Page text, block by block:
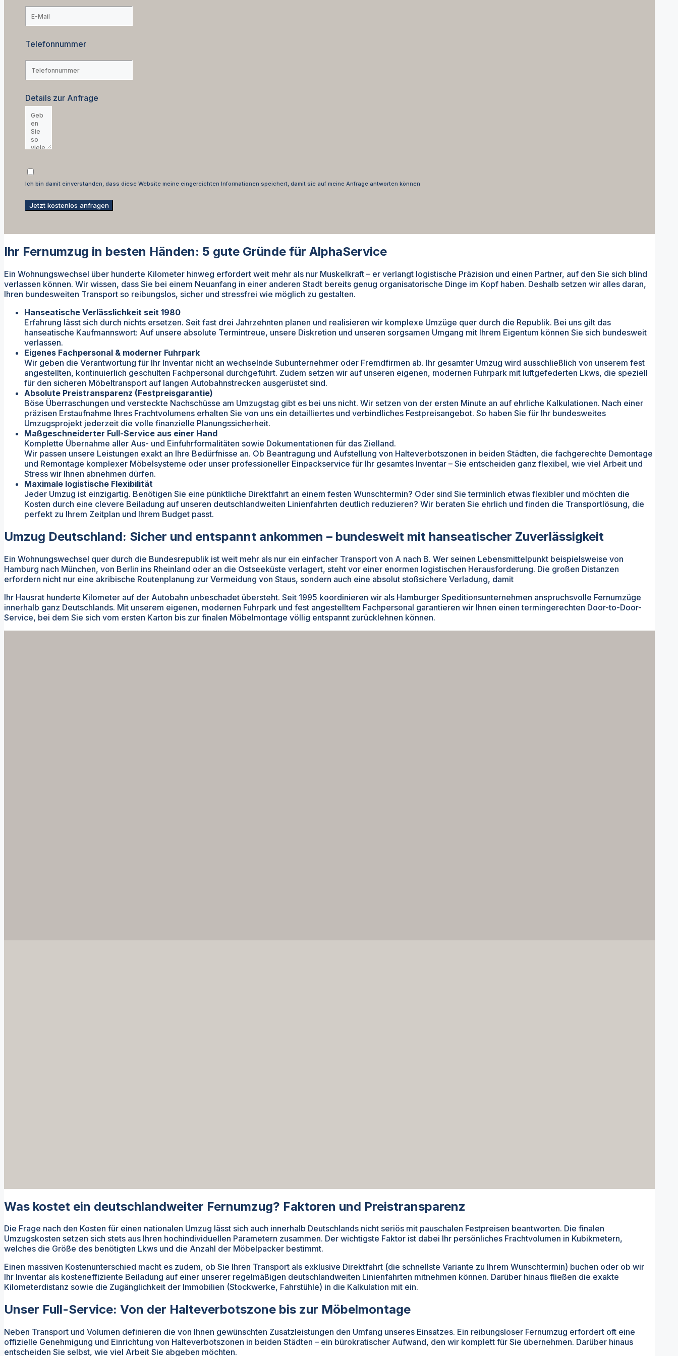
Telefonnummer
Details zur Anfrage
Ich bin damit einverstanden, dass diese Website meine eingereichten Informationen speichert, damit sie auf meine Anfrage antworten können
Jetzt kostenlos anfragen
Ihr Fernumzug in besten Händen: 5 gute Gründe für AlphaService
Ein Wohnungswechsel über hunderte Kilometer hinweg erfordert weit mehr als nur Muskelkraft – er verlangt logistische Präzision und einen Partner, auf den Sie sich blind
verlassen können. Wir wissen, dass Sie bei einem Neuanfang in einer anderen Stadt bereits genug organisatorische Dinge im Kopf haben. Deshalb setzen wir alles daran,
Ihren bundesweiten Transport so reibungslos, sicher und stressfrei wie möglich zu gestalten.
Hanseatische Verlässlichkeit seit 1980
Erfahrung lässt sich durch nichts ersetzen. Seit fast drei Jahrzehnten planen und realisieren wir komplexe Umzüge quer durch die Republik. Bei uns gilt das
hanseatische Kaufmannswort: Auf unsere absolute Termintreue, unsere Diskretion und unseren sorgsamen Umgang mit Ihrem Eigentum können Sie sich bundesweit
verlassen.
Eigenes Fachpersonal & moderner Fuhrpark
Wir geben die Verantwortung für Ihr Inventar nicht an wechselnde Subunternehmer oder Fremdfirmen ab. Ihr gesamter Umzug wird ausschließlich von unserem fest
angestellten, kontinuierlich geschulten Fachpersonal durchgeführt. Zudem setzen wir auf unseren eigenen, modernen Fuhrpark mit luftgefederten Lkws, die speziell
für den sicheren Möbeltransport auf langen Autobahnstrecken ausgerüstet sind.
Absolute Preistransparenz (Festpreisgarantie)
Böse Überraschungen und versteckte Nachschüsse am Umzugstag gibt es bei uns nicht. Wir setzen von der ersten Minute an auf ehrliche Kalkulationen. Nach einer
präzisen Erstaufnahme Ihres Frachtvolumens erhalten Sie von uns ein detailliertes und verbindliches Festpreisangebot. So haben Sie für Ihr bundesweites
Umzugsprojekt jederzeit die volle finanzielle Planungssicherheit.
Maßgeschneiderter Full-Service aus einer Hand
Komplette Übernahme aller Aus- und Einfuhrformalitäten sowie Dokumentationen für das Zielland.
Wir passen unsere Leistungen exakt an Ihre Bedürfnisse an. Ob Beantragung und Aufstellung von Halteverbotszonen in beiden Städten, die fachgerechte Demontage
und Remontage komplexer Möbelsysteme oder unser professioneller Einpackservice für Ihr gesamtes Inventar – Sie entscheiden ganz flexibel, wie viel Arbeit und
Stress wir Ihnen abnehmen dürfen.
Maximale logistische Flexibilität
Jeder Umzug ist einzigartig. Benötigen Sie eine pünktliche Direktfahrt an einem festen Wunschtermin? Oder sind Sie terminlich etwas flexibler und möchten die
Kosten durch eine clevere Beiladung auf unseren deutschlandweiten Linienfahrten deutlich reduzieren? Wir beraten Sie ehrlich und finden die Transportlösung, die
perfekt zu Ihrem Zeitplan und Ihrem Budget passt.
Umzug Deutschland: Sicher und entspannt ankommen – bundesweit mit hanseatischer Zuverlässigkeit
Ein Wohnungswechsel quer durch die Bundesrepublik ist weit mehr als nur ein einfacher Transport von A nach B. Wer seinen Lebensmittelpunkt beispielsweise von
Hamburg nach München, von Berlin ins Rheinland oder an die Ostseeküste verlagert, steht vor einer enormen logistischen Herausforderung. Die großen Distanzen
erfordern nicht nur eine akribische Routenplanung zur Vermeidung von Staus, sondern auch eine absolut stoßsichere Verladung, damit
Ihr Hausrat hunderte Kilometer auf der Autobahn unbeschadet übersteht. Seit 1995 koordinieren wir als Hamburger Speditionsunternehmen anspruchsvolle Fernumzüge
innerhalb ganz Deutschlands. Mit unserem eigenen, modernen Fuhrpark und fest angestelltem Fachpersonal garantieren wir Ihnen einen termingerechten Door-to-Door-
Service, bei dem Sie sich vom ersten Karton bis zur finalen Möbelmontage völlig entspannt zurücklehnen können.
Was kostet ein deutschlandweiter Fernumzug? Faktoren und Preistransparenz
Die Frage nach den Kosten für einen nationalen Umzug lässt sich auch innerhalb Deutschlands nicht seriös mit pauschalen Festpreisen beantworten. Die finalen
Umzugskosten setzen sich stets aus Ihren hochindividuellen Parametern zusammen. Der wichtigste Faktor ist dabei Ihr persönliches Frachtvolumen in Kubikmetern,
welches die Größe des benötigten Lkws und die Anzahl der Möbelpacker bestimmt.
Einen massiven Kostenunterschied macht es zudem, ob Sie Ihren Transport als exklusive Direktfahrt (die schnellste Variante zu Ihrem Wunschtermin) buchen oder ob wir
Ihr Inventar als kosteneffiziente Beiladung auf einer unserer regelmäßigen deutschlandweiten Linienfahrten mitnehmen können. Darüber hinaus fließen die exakte
Kilometerdistanz sowie die Zugänglichkeit der Immobilien (Stockwerke, Fahrstühle) in die Kalkulation mit ein.
Unser Full-Service: Von der Halteverbotszone bis zur Möbelmontage
Neben Transport und Volumen definieren die von Ihnen gewünschten Zusatzleistungen den Umfang unseres Einsatzes. Ein reibungsloser Fernumzug erfordert oft eine
offizielle Genehmigung und Einrichtung von Halteverbotszonen in beiden Städten – ein bürokratischer Aufwand, den wir komplett für Sie übernehmen. Darüber hinaus
entscheiden Sie selbst, wie viel Arbeit Sie abgeben möchten.